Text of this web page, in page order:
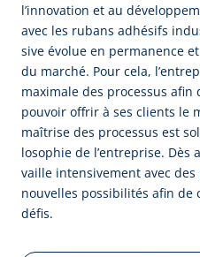
l’in­no­va­tion et au
avec les ru­bans ad­hé­sifs
sive é­vo­lue en per­ma­nen­ce
du mar­ché. Pour ce­la,
ma­xi­ma­le des pro­ces­sus a­fin
pou­voir of­frir à ses cli­ents le
maî­tri­se des pro­ces­sus est
lo­so­phie de l’en­tre­pri­se. Dès
vail­le in­ten­si­ve­ment avec
nou­vel­les pos­si­bi­li­tés a­fin de
dé­fis.